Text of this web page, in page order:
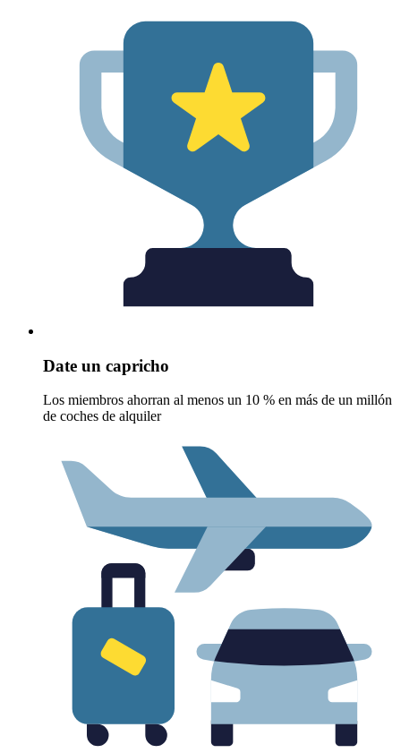
Date un capricho
Los miembros ahorran al menos un 10 % en más de un millón
de coches de alquiler